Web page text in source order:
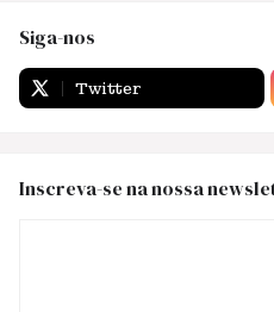
Siga-nos
Twitter
Inscreva-se na nossa